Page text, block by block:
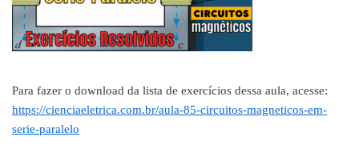
Para fazer o download da lista de exercícios dessa aula, acesse:
https://cienciaeletrica.com.br/aula-85-circuitos-magneticos-em-
serie-paralelo